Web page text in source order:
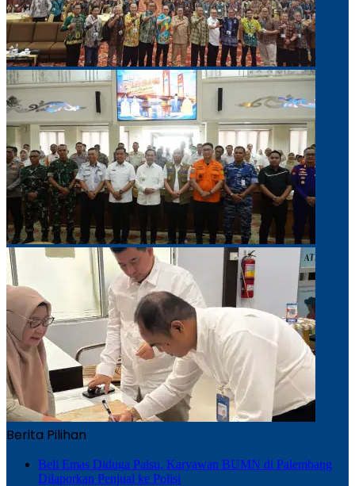
Berita Pilihan
Beli Emas Diduga Palsu, Karyawan BUMN di Palembang
Dilaporkan Penjual ke Polisi